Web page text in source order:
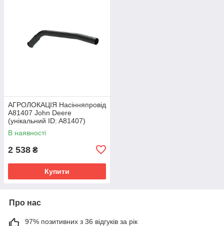
АГРОЛОКАЦІЯ Насінняпровід
A81407 John Deere
(унікальний ID: A81407)
В наявності
2 538 ₴
Купити
Про нас
97% позитивних з 36 відгуків за рік